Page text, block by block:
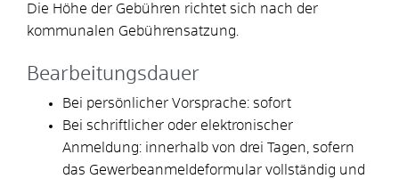
Die Höhe der Gebühren richtet sich nach der
kommunalen Gebührensatzung.
Bearbeitungsdauer
Bei persönlicher Vorsprache: sofort
Bei schriftlicher oder elektronischer
Anmeldung: innerhalb von drei Tagen, sofern
das Gewerbeanmeldeformular vollständig und